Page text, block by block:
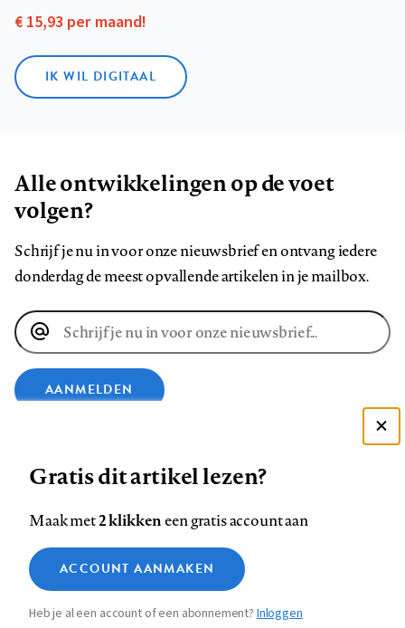
€ 15,93 per maand!
IK WIL DIGITAAL
Alle ontwikkelingen op de voet
volgen?
Schrijf je nu in voor onze nieuwsbrief en ontvang iedere
donderdag de meest opvallende artikelen in je mailbox.
E-
mailadres
AANMELDEN
op
Facebook
op
LinkedIn
op
Bluesky
ons
op
InstagramYouTube
Footer
Contact Colofon Disclaimer Privacy
Medische vragen verdienen
betrouwbare antwoorden
Zie onze cookie policy
Analytische cookies
Marketing cookies
Gratis dit artikel lezen?
Maak met2 klikkeneen gratis account aan
ACCOUNT AANMAKEN
Heb je al een account of een abonnement?Inloggen